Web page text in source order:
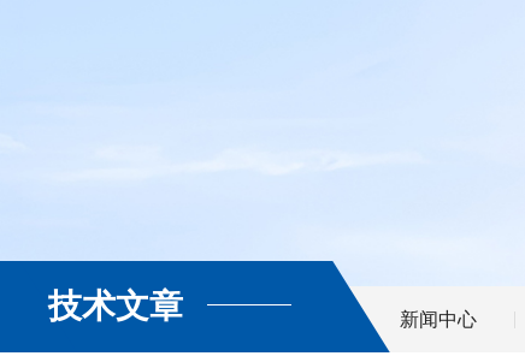
技术文章 新闻中心